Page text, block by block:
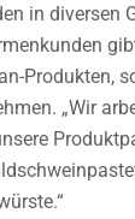
in diversen
Produkten,
„Wir